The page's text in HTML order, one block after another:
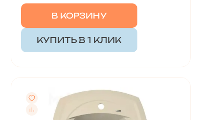
В КОРЗИНУ
КУПИТЬ В 1 КЛИК